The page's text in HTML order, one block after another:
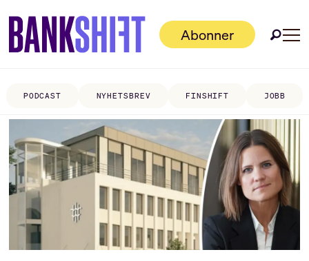
Abonner
PODCAST NYHETSBREV FINSHIFT JOBB
Tag:
lokal
utvikling